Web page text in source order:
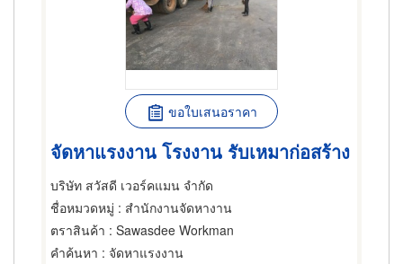
ขอใบเสนอราคา
จัดหาแรงงาน โรงงาน รับเหมาก่อสร้าง
บริษัท สวัสดี เวอร์คแมน จำกัด
ชื่อหมวดหมู่ : สำนักงานจัดหางาน
ตราสินค้า : Sawasdee Workman
คำค้นหา : จัดหาแรงงาน